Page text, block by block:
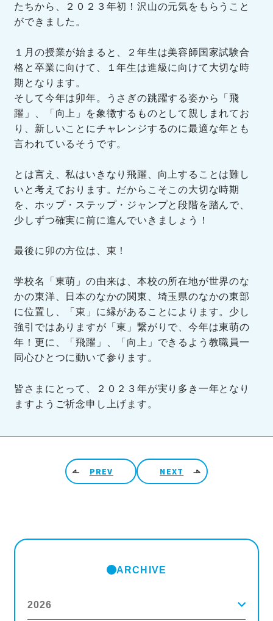
たちから、２０２３年初！沢山の元気をもらうこと
ができました。
１月の授業が始まると、２年生は美容師国家試験合
格と卒業に向けて、１年生は進級に向けて大切な時
期となります。
そして今年は卯年。うさぎの跳躍する姿から「飛
躍」、「向上」を象徴するものとして親しまれてお
り、新しいことにチャレンジするのに最適な年とも
言われているそうです。
とは言え、私はいきなり飛躍、向上することは難し
いと考えております。だからこそこの大切な時期
を、ホップ・ステップ・ジャンプと段階を踏んで、
少しずつ確実に前に進んでいきましょう！
最後に卯の方位は、東！
学校名「東萌」の由来は、本校の所在地が世界のな
かの東洋、日本のなかの関東、埼玉県のなかの東部
に位置し、「東」に縁があることによります。少し
強引ではありますが「東」繋がりで、今年は東萌の
年！更に、「飛躍」、「向上」できるよう教職員一
同心ひとつに動いて参ります。
皆さまにとって、２０２３年が実り多き一年となり
ますようご祈念申し上げます。
投稿ナビゲーションPREV NEXT
ARCHIVE
2026